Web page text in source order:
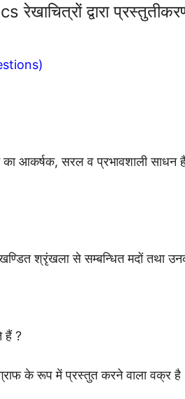
द्वारा
आकर्षक, सरल व प्रभावशाली साधन
श्रृंखला से सम्बन्धित मदों तथा
हैं ?
के रूप में प्रस्तुत करने वाला वक्र